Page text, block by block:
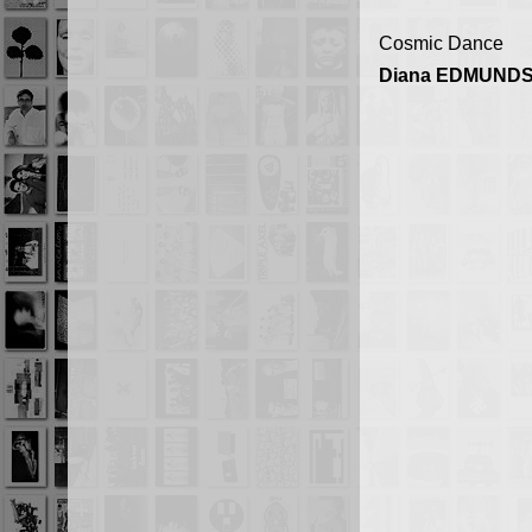
Cosmic Dance
Diana